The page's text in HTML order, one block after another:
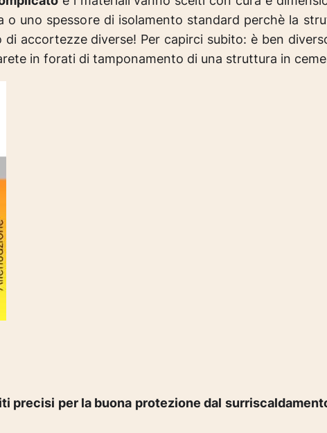
o uno spessore di isolamento standard perchè la
accortezze diverse! Per capirci subito: è ben
in forati di tamponamento di una struttura in
precisi per la buona protezione dal